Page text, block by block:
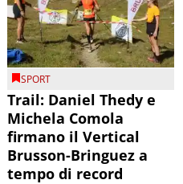
SPORT
Trail: Daniel Thedy e
Michela Comola
firmano il Vertical
Brusson-Bringuez a
tempo di record